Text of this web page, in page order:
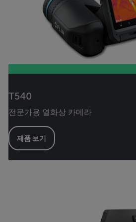
T540
전문가용 열화상 카메라
제품 보기